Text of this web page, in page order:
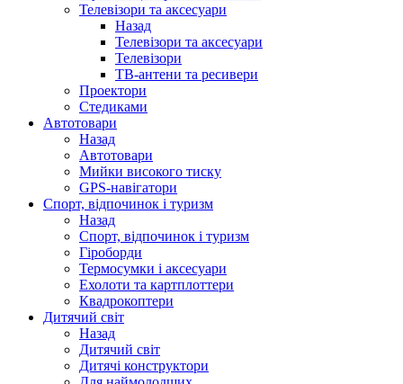
Телевізори та аксесуари
Назад
Телевізори та аксесуари
Телевізори
ТВ-антени та ресивери
Проектори
Стедиками
Автотовари
Назад
Автотовари
Мийки високого тиску
GPS-навігатори
Спорт, відпочинок і туризм
Назад
Спорт, відпочинок і туризм
Гіроборди
Термосумки і аксесуари
Ехолоти та картплоттери
Квадрокоптери
Дитячий світ
Назад
Дитячий світ
Дитячі конструктори